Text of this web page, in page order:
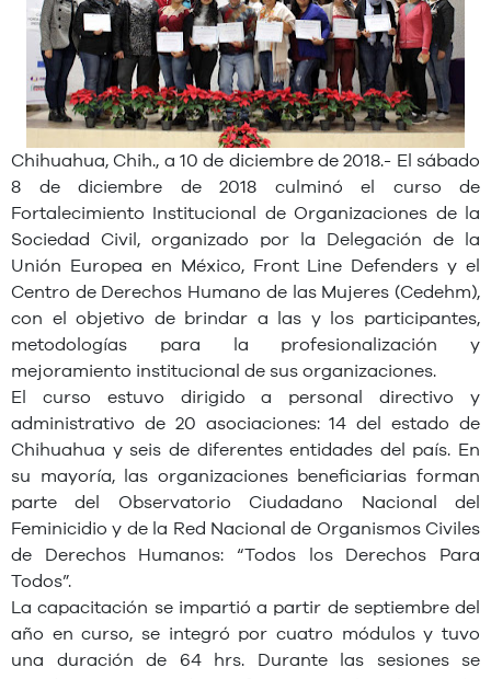
Chihuahua, Chih., a 10 de diciembre de 2018.- El sábado
8 de diciembre de 2018 culminó el curso de
Fortalecimiento Institucional de Organizaciones de la
Sociedad Civil, organizado por la Delegación de la
Unión Europea en México, Front Line Defenders y el
Centro de Derechos Humano de las Mujeres (Cedehm),
con el objetivo de brindar a las y los participantes,
metodologías para la profesionalización y
mejoramiento institucional de sus organizaciones.
El curso estuvo dirigido a personal directivo y
administrativo de 20 asociaciones: 14 del estado de
Chihuahua y seis de diferentes entidades del país. En
su mayoría, las organizaciones beneficiarias forman
parte del Observatorio Ciudadano Nacional del
Feminicidio y de la Red Nacional de Organismos Civiles
de Derechos Humanos: “Todos los Derechos Para
Todos”.
La capacitación se impartió a partir de septiembre del
año en curso, se integró por cuatro módulos y tuvo
una duración de 64 hrs. Durante las sesiones se